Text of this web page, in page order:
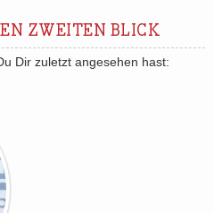
ZWEITEN BLICK
Dir zuletzt angesehen hast: